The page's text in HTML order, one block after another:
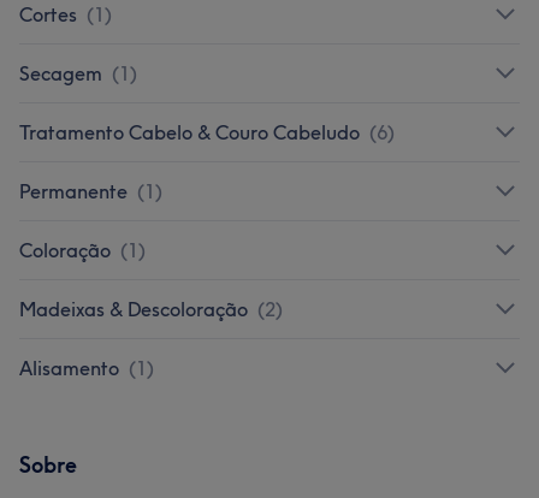
Cortes (1)
Secagem (1)
Tratamento Cabelo & Couro Cabeludo (6)
Permanente (1)
Coloração (1)
Madeixas & Descoloração (2)
Alisamento (1)
Sobre